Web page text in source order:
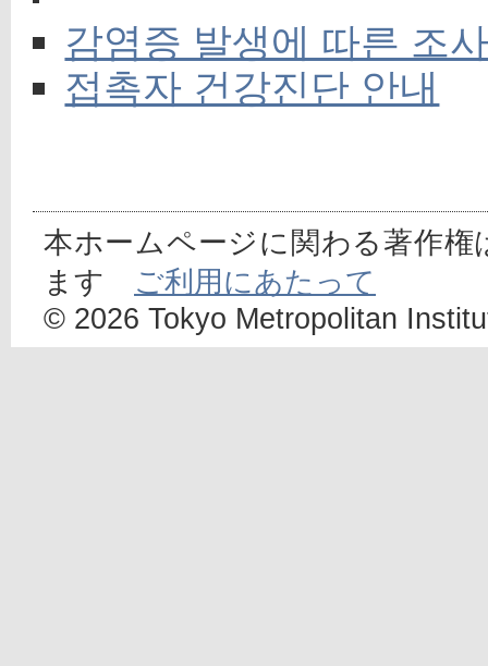
감염증 발생에 따른 조
접촉자 건강진단 안내
本ホームページに関わる著作
ます ご利用にあたって
© 2026 Tokyo Metropolitan